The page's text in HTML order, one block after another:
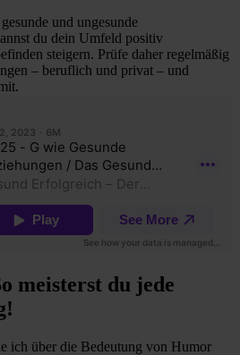
und ungesunde
du dein Umfeld positiv
steigern. Prüfe daher regelmäßig
– beruflich und privat – und
meisterst du jede
ich über die Bedeutung von Humor